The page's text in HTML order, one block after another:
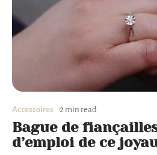
Accessoires 2 min read
Bague de
d’emploi de ce